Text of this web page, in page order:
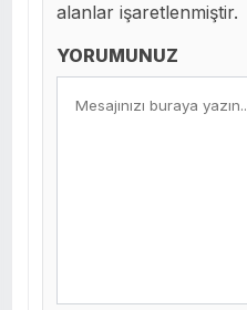
alanlar işaretlenmiştir.
YORUMUNUZ